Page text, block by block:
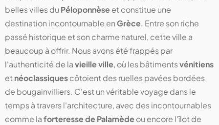
belles villes du Péloponnèseet constitue une
destination incontournable en Grèce. Entre son riche
passé historique et son charme naturel, cette ville a
beaucoup à offrir. Nous avons été frappés par
l'authenticité de lavieille ville, où les bâtimentsvénitiens
et néoclassiquescôtoient des ruelles pavées bordées
de bougainvilliers. C'est un véritable voyage dans le
temps à travers l'architecture, avec des incontournables
comme laforteresse de Palamèdeou encore l'îlot de